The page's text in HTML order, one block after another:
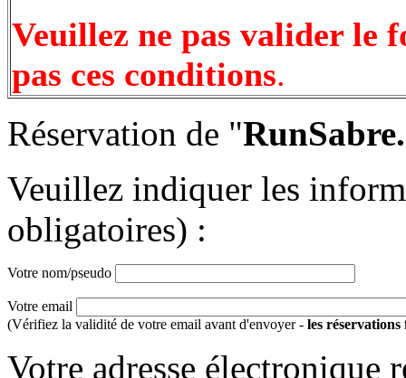
Veuillez ne pas valider le
pas ces conditions.
Réservation de "
Veuillez indiquer les
obligatoires) :
Votre nom/pseudo
Votre email
(Vérifiez la validité de votre email avant d'envoyer - les réservations
Votre adresse électronique